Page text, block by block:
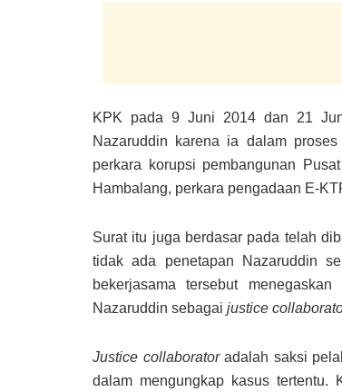
KPK pada 9 Juni 2014 dan 21
Nazaruddin karena ia dalam
perkara korupsi pembangunan
Hambalang, perkara pengadaan E-
Surat itu juga berdasar pada telah
tidak ada penetapan Nazaruddin
bekerjasama tersebut
Nazaruddin sebagai justice
Justice collaboratoradalah saksi
dalam mengungkap kasus tertentu.